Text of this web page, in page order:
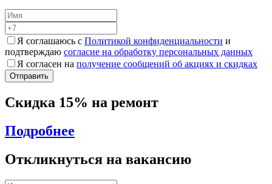
Я соглашаюсь с Политикой конфиденциальности и
подтверждаю согласие на обработку персональных данных
Я согласен на получение сообщений об акциях и скидках
Скидка 15% на ремонт
Подробнее
Откликнуться на вакансию